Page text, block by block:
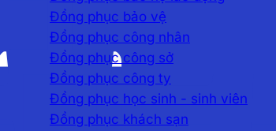
Đồng phục bảo vệ
Đồng phục công nhân
Đồng phục công sở
Đồng phục công ty
Đồng phục học sinh - sinh viên
Đồng phục khách sạn